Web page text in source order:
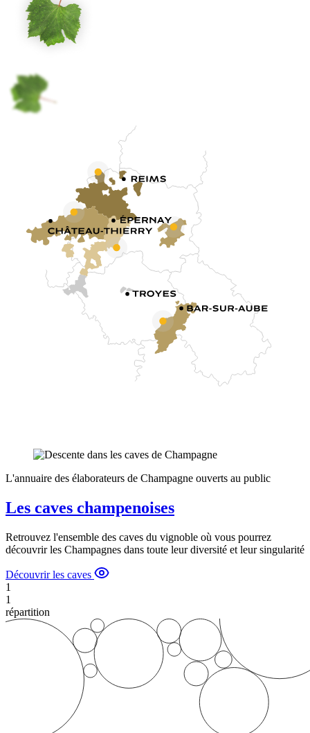
L'annuaire des élaborateurs de Champagne ouverts au public
Les caves champenoises
Retrouvez l'ensemble des caves du vignoble où vous pourrez
découvrir les Champagnes dans toute leur diversité et leur singularité
Découvrir les caves
1
1
répartition